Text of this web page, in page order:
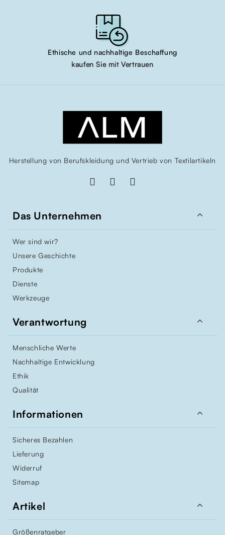
Ethische und nachhaltige Beschaffung
kaufen Sie mit Vertrauen
Herstellung von Berufskleidung und Vertrieb von Textilartikeln
Das Unternehmen 
Wer sind wir?
Unsere Geschichte
Produkte
Dienste
Werkzeuge
Verantwortung 
Menschliche Werte
Nachhaltige Entwicklung
Ethik
Qualität
Informationen 
Sicheres Bezahlen
Lieferung
Widerruf
Sitemap
Artikel 
Größenratgeber